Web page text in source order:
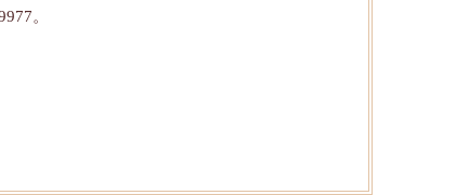
。